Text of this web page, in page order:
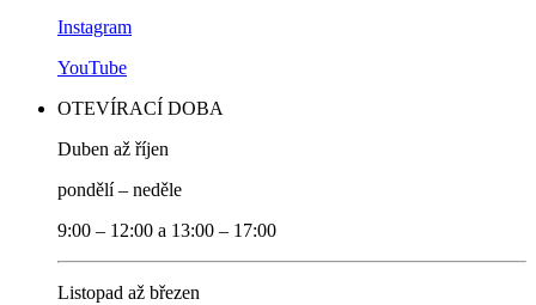
Instagram
YouTube
OTEVÍRACÍ DOBA
Duben až říjen
pondělí – neděle
9:00 – 12:00 a 13:00 – 17:00
Listopad až březen